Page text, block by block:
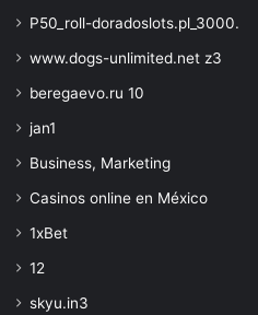
P50_roll-doradoslots.pl_3000.
www.dogs-unlimited.net z3
beregaevo.ru 10
jan1
Business, Marketing
Casinos online en México
1xBet
12
skyu.in3